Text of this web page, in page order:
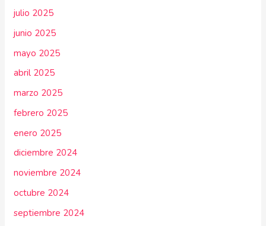
julio 2025
junio 2025
mayo 2025
abril 2025
marzo 2025
febrero 2025
enero 2025
diciembre 2024
noviembre 2024
octubre 2024
septiembre 2024